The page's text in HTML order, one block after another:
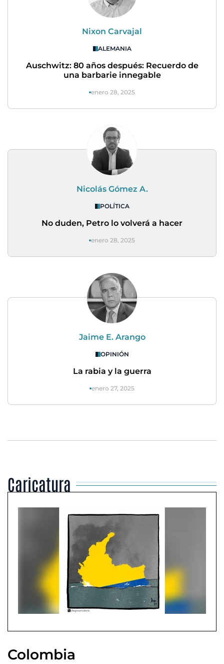
Nixon Carvajal
ALEMANIA
Auschwitz: 80 años después: Recuerdo de
una barbarie innegable
enero 28, 2025
Nicolás Gómez A.
POLÍTICA
No duden, Petro lo volverá a hacer
enero 28, 2025
Jaime E. Arango
OPINIÓN
La rabia y la guerra
enero 27, 2025
Caricatura
Colombia